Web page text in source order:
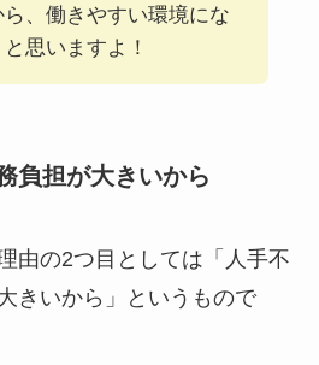
、働きやすい環境にな
思いますよ！
負担が大きいから
由の2つ目としては「人手不
きいから」というもので